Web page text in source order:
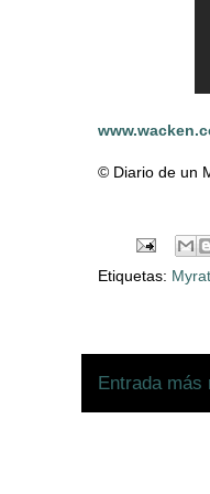
© Diario de un
Etiquetas:
Entrada más